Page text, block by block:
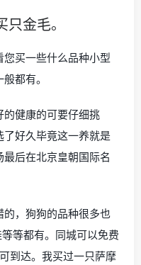
金毛。
买一些什么品种小型
都有。
健康的可要仔细挑
好久毕竟这一养就是
后在北京皇朝国际名
，狗狗的品种很多也
等都有。同城可以免费
到达。我买过一只萨摩